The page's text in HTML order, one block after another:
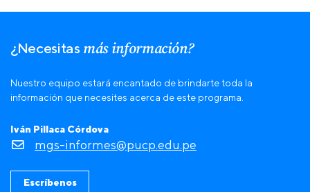
¿Necesitas más información?
Nuestro equipo estará encantado de brindarte toda la
información que necesites acerca de este programa.
Iván Pillaca Córdova
mgs-informes@pucp.edu.pe
Escríbenos